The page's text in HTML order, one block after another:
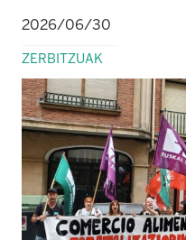
2026/06/30
ZERBITZUAK